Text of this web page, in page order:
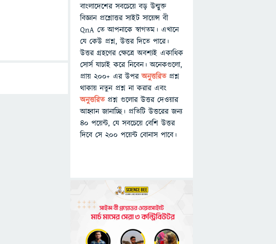
বাংলাদেশের সবচেয়ে বড় উন্মুক্ত
বিজ্ঞান প্রশ্নোত্তর সাইট সায়েন্স বী
QnA তে আপনাকে স্বাগতম। এখানে
যে কেউ প্রশ্ন, উত্তর দিতে পারে।
উত্তর গ্রহণের ক্ষেত্রে অবশ্যই একাধিক
সোর্স যাচাই করে নিবেন। অনেকগুলো,
প্রায় ২০০+ এর উপরঅনুত্তরিতপ্রশ্ন
থাকায় নতুন প্রশ্ন না করার এবং
অনুত্তরিত প্রশ্ন গুলোর উত্তর দেওয়ার
আহ্বান জানাচ্ছি। প্রতিটি উত্তরের জন্য
৪০ পয়েন্ট, যে সবচেয়ে বেশি উত্তর
দিবে সে ২০০ পয়েন্ট বোনাস পাবে।